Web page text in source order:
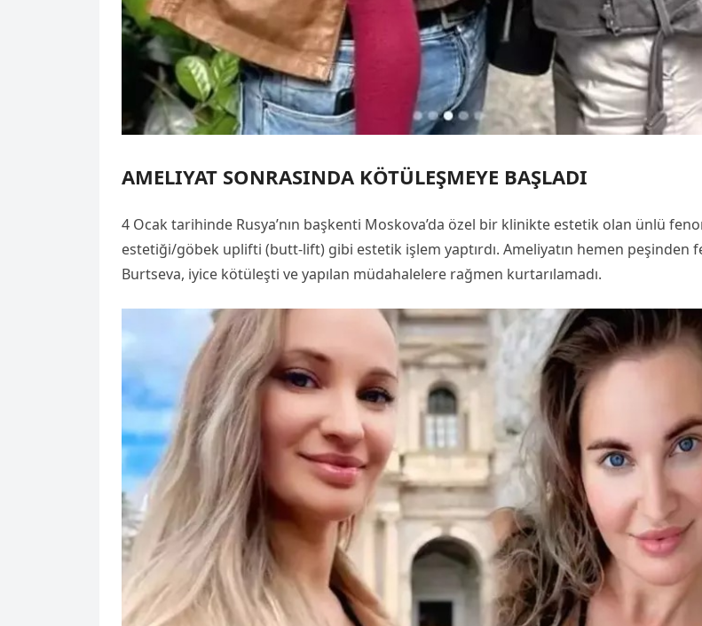
AMELIYAT SONRASINDA KÖTÜLEŞMEYE BAŞLADI
4 Ocak tarihinde Rusya’nın başkenti Moskova’da özel bir klinikte estetik olan ünlü
estetiği/göbek uplifti (butt-lift) gibi estetik işlem yaptırdı. Ameliyatın hemen peşinden
Burtseva, iyice kötüleşti ve yapılan müdahalelere rağmen kurtarılamadı.